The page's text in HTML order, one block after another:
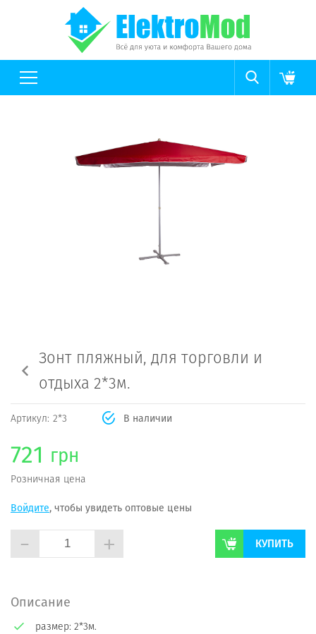
Зонт пляжный, для торговли и
отдыха 2*3м.
Артикул: 2*3 В наличии
721 грн
Розничная цена
Войдите, чтобы увидеть оптовые цены
- + КУПИТЬ
Описание
размер: 2*3м.